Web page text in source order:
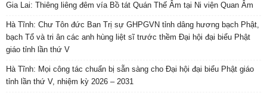
Gia Lai: Thiêng liêng đêm vía Bồ tát Quán Thế Âm tại Ni viện Quan Âm
Hà Tĩnh: Chư Tôn đức Ban Trị sự GHPGVN tỉnh dâng hương bạch Phật,
bạch Tổ và tri ân các anh hùng liệt sĩ trước thềm Đại hội đại biểu Phật
giáo tỉnh lần thứ V
Hà Tĩnh: Mọi công tác chuẩn bị sẵn sàng cho Đại hội đại biểu Phật giáo
tỉnh lần thứ V, nhiệm kỳ 2026 – 2031